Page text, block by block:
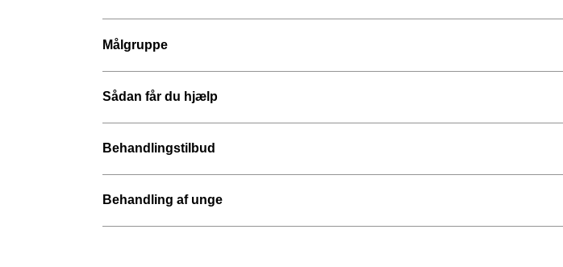
Målgruppe
Sådan får du hjælp
Behandlingstilbud
Behandling af unge